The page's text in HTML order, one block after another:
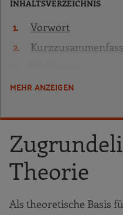
INHALTSVERZEICHNIS
Vorwort
Theoretische
Von der
Wer wurde
Ergebnisse und
Ergebnisse
MEHR ANZEIGEN
Theorie
Als theoretische Basis